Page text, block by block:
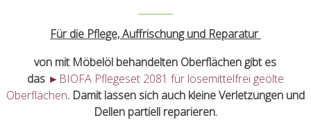
Für die Pflege, Auffrischung und Reparatur
von mit Möbelöl behandelten Oberflächen gibt es
das ► BIOFA Pflegeset 2081 für lösemittelfrei geölte
Oberflächen. Damit lassen sich auch kleine Verletzungen und
Dellen partiell reparieren.